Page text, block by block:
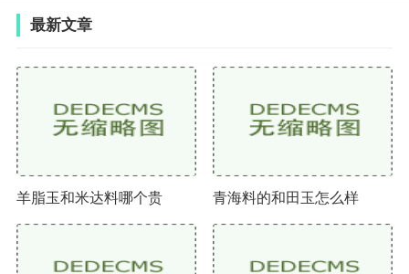
其特性，都可以给人带来一份独特的魅力和价值。翡翠
的美丽无疑会继续吸引着众多的翡翠爱好者。
最新文章
羊脂玉和米达料哪个贵 青海料的和田玉怎么样